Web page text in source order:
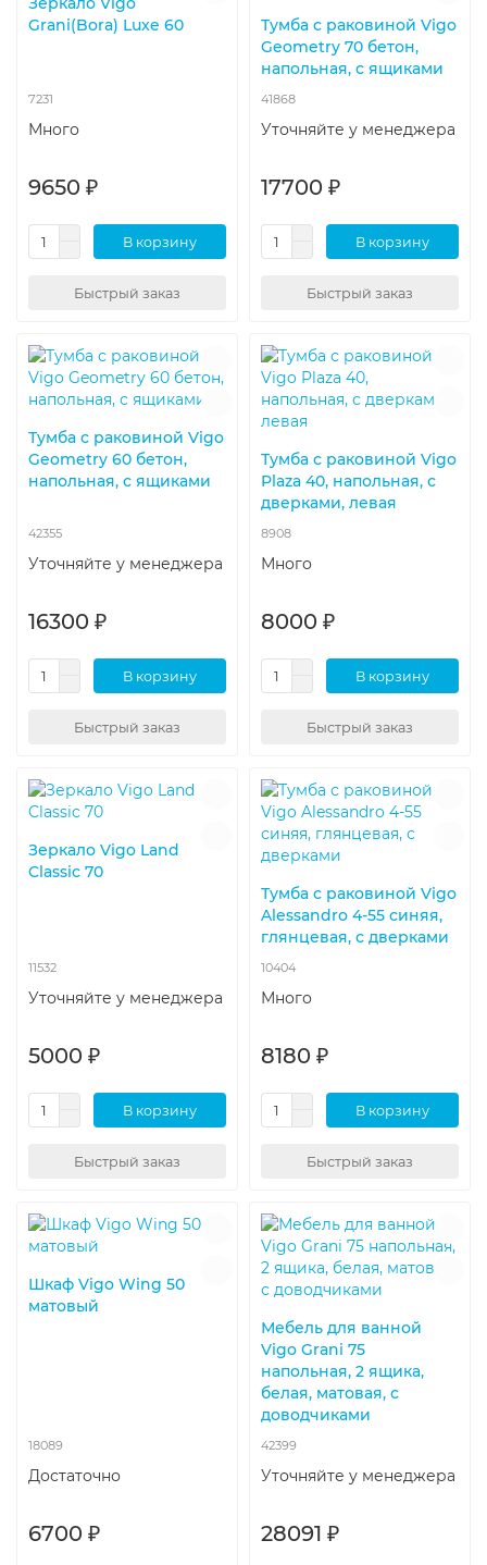
Grani(Bora) Luxe 60
7231
Много
9650 ₽
В корзину
Быстрый заказ
Тумба с раковиной Vigo
Geometry 70 бетон,
напольная, с ящиками
41868
Уточняйте у менеджера
17700 ₽
В корзину
Быстрый заказ
Тумба с раковиной Vigo
Geometry 60 бетон,
напольная, с ящиками
42355
Уточняйте у менеджера
16300 ₽
В корзину
Быстрый заказ
Тумба с раковиной Vigo
Plaza 40, напольная, с
дверками, левая
8908
Много
8000 ₽
В корзину
Быстрый заказ
Зеркало Vigo Land
Classic 70
11532
Уточняйте у менеджера
5000 ₽
В корзину
Быстрый заказ
Тумба с раковиной Vigo
Alessandro 4-55 синяя,
глянцевая, с дверками
10404
Много
8180 ₽
В корзину
Быстрый заказ
Шкаф Vigo Wing 50
матовый
18089
Достаточно
6700 ₽
Мебель для ванной
Vigo Grani 75
напольная, 2 ящика,
белая, матовая, с
доводчиками
42399
Уточняйте у менеджера
28091 ₽